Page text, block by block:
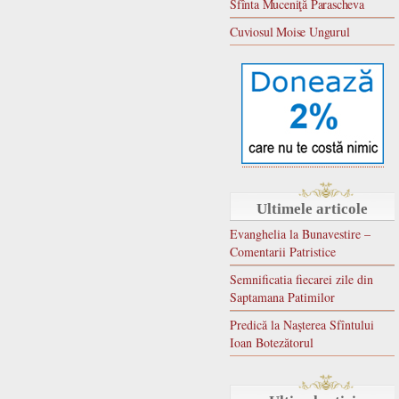
Sfînta Muceniţă Parascheva
Cuviosul Moise Ungurul
Ultimele articole
Evanghelia la Bunavestire –
Comentarii Patristice
Semnificatia fiecarei zile din
Saptamana Patimilor
Predică la Naşterea Sfîntului
Ioan Botezătorul